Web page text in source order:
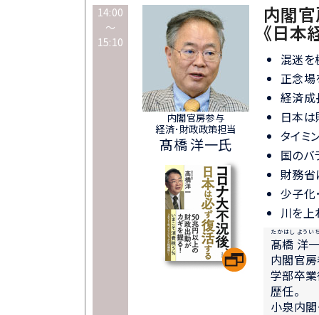
14:00
～
15:10
内閣官房参与
経済･財政政策担当
髙橋 洋一氏
内閣
《日本
混迷を
正念場
経済成
日本
タイミ
国のバ
財務省
少子化
川を上
髙橋 洋
たかはし よういち
内閣官房
学部卒業
歴任。
小泉内